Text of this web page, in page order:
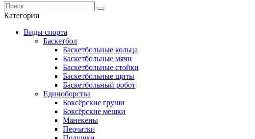
Категории
Виды спорта
Баскетбол
Баскетбольные кольца
Баскетбольные мячи
Баскетбольные стойки
Баскетбольные щиты
Баскетбольный робот
Единоборства
Боксёрские груши
Боксёрские мешки
Манекены
Перчатки